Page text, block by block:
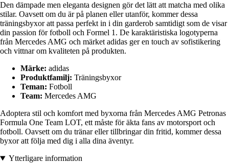
Den dämpade men eleganta designen gör det lätt att matcha med olika
stilar. Oavsett om du är på planen eller utanför, kommer dessa
träningsbyxor att passa perfekt in i din garderob samtidigt som de visar
din passion för fotboll och Formel 1. De karaktäristiska logotyperna
från Mercedes AMG och märket adidas ger en touch av sofistikering
och vittnar om kvaliteten på produkten.
Märke: adidas
Produktfamilj: Träningsbyxor
Teman: Fotboll
Team: Mercedes AMG
Adoptera stil och komfort med byxorna från Mercedes AMG Petronas
Formula One Team LOT, ett måste för äkta fans av motorsport och
fotboll. Oavsett om du tränar eller tillbringar din fritid, kommer dessa
byxor att följa med dig i alla dina äventyr.
Ytterligare information